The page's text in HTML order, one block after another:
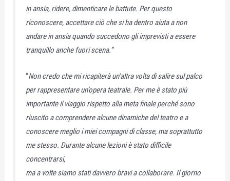
in ansia, ridere, dimenticare le battute. Per questo
riconoscere, accettare ciò che si ha dentro aiuta a non
andare in ansia quando succedono gli imprevisti a essere
tranquillo anche fuori scena.”
“Non credo che mi ricapiterà un’altra volta di salire sul palco
per rappresentare un’opera teatrale. Per me è stato più
importante il viaggio rispetto alla meta finale perché sono
riuscito a comprendere alcune dinamiche del teatro e a
conoscere meglio i miei compagni di classe, ma soprattutto
me stesso. Durante alcune lezioni è stato difficile
concentrarsi,
ma a volte siamo stati davvero bravi a collaborare. Il giorno